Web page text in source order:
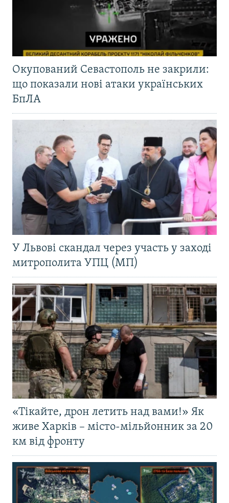
Окупований Севастополь не закрили:
що показали нові атаки українських
БпЛА
У Львові скандал через участь у заході
митрополита УПЦ (МП)
«Тікайте, дрон летить над вами!» Як
живе Харків – місто-мільйонник за 20
км від фронту